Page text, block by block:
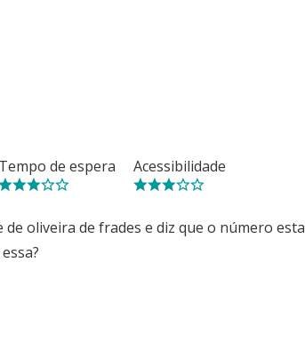
Tempo de espera Acessibilidade
oliveira de frades e diz que o número esta